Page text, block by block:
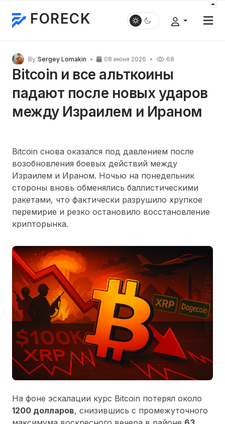
FORECK
By Sergey Lomakin 08 июня 2026 68
Bitcoin и все альткоины
падают после новых ударов
между Израилем и Ираном
Bitcoin снова оказался под давлением после
возобновления боевых действий между
Израилем и Ираном. Ночью на понедельник
стороны вновь обменялись баллистическими
ракетами, что фактически разрушило хрупкое
перемирие и резко остановило восстановление
крипторынка.
На фоне эскалации курс Bitcoin потерял около
1200 долларов, снизившись с промежуточного